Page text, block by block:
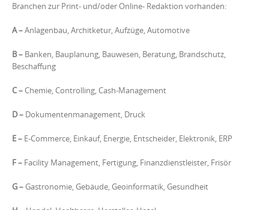
Branchen zur Print- und/oder Online- Redaktion vorhanden:
A –Anlagenbau, Architketur, Aufzüge, Automotive
B– Banken, Bauplanung, Bauwesen, Beratung, Brandschutz,
Beschaffung
C–Chemie, Controlling, Cash-Management
D– Dokumentenmanagement, Druck
E– E-Commerce, Einkauf, Energie, Entscheider, Elektronik, ERP
F– Facility Management, Fertigung, Finanzdienstleister, Frisör
G–Gastronomie, Gebäude, Geoinformatik, Gesundheit